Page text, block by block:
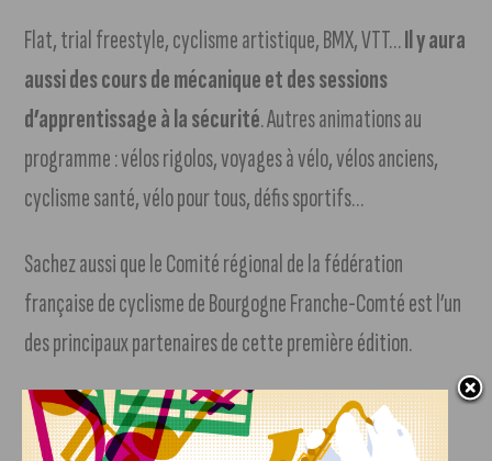
Flat, trial freestyle, cyclisme artistique, BMX, VTT…Il y aura
aussi des cours de mécanique et des sessions
d’apprentissage à la sécurité. Autres animations au
programme : vélos rigolos, voyages à vélo, vélos anciens,
cyclisme santé, vélo pour tous, défis sportifs…
Sachez aussi que le Comité régional de la fédération
française de cyclisme de Bourgogne Franche-Comté est l’un
des principaux partenaires de cette première édition.
Tous les détails sur cette première édition sont
disponiblessurle site internet dédié à l’événement :